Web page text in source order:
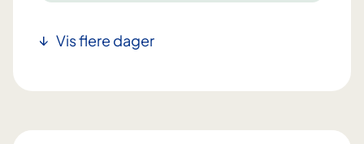
Vis flere dager